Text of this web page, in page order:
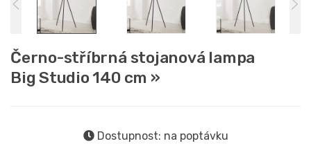
Černo-stříbrná stojanová lampa
Big Studio 140 cm »
Dostupnost: na poptávku